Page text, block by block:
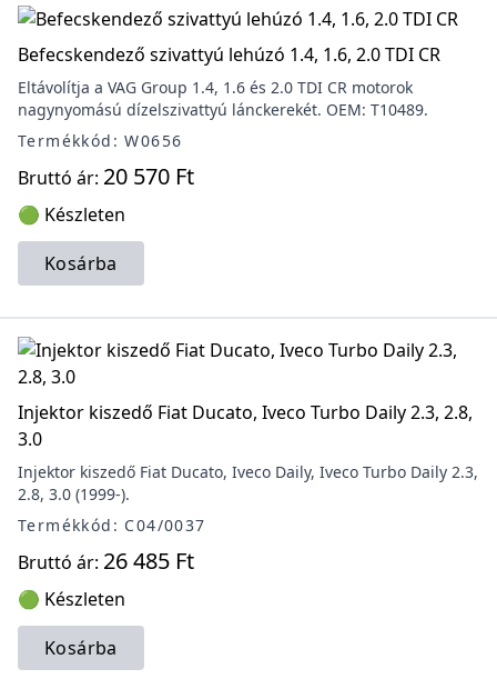
Befecskendező szivattyú lehúzó 1.4, 1.6, 2.0 TDI CR
Eltávolítja a VAG Group 1.4, 1.6 és 2.0 TDI CR motorok
nagynyomású dízelszivattyú lánckerekét. OEM: T10489.
Termékkód: W0656
Bruttó ár: 20 570 Ft
🟢 Készleten
Kosárba
Injektor kiszedő Fiat Ducato, Iveco Turbo Daily 2.3, 2.8,
3.0
Injektor kiszedő Fiat Ducato, Iveco Daily, Iveco Turbo Daily 2.3,
2.8, 3.0 (1999-).
Termékkód: C04/0037
Bruttó ár: 26 485 Ft
🟢 Készleten
Kosárba